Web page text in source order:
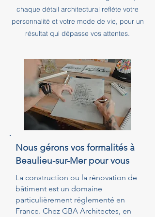
chaque détail architectural reflète votre
personnalité et votre mode de vie, pour un
résultat qui dépasse vos attentes.
Nous gérons vos formalités à
Beaulieu-sur-Mer pour vous
La construction ou la rénovation de
bâtiment est un domaine
particulièrement réglementé en
France. Chez GBA Architectes, en